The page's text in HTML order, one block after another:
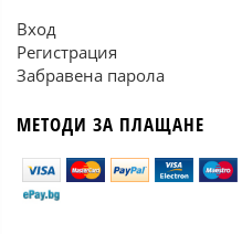
Вход
Регистрация
Забравена парола
МЕТОДИ ЗА ПЛАЩАНЕ